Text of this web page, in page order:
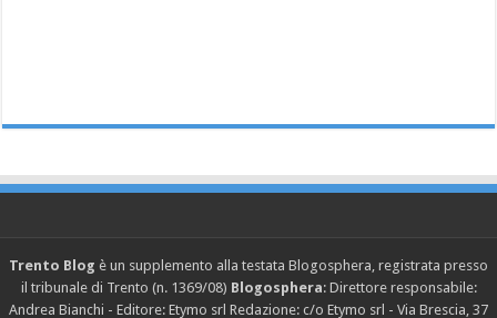
Trento Blog è un supplemento alla testata Blogosphera, registrata presso
il tribunale di Trento (n. 1369/08) Blogosphera: Direttore responsabile:
Andrea Bianchi - Editore: Etymo srl Redazione: c/o Etymo srl - Via Brescia, 37